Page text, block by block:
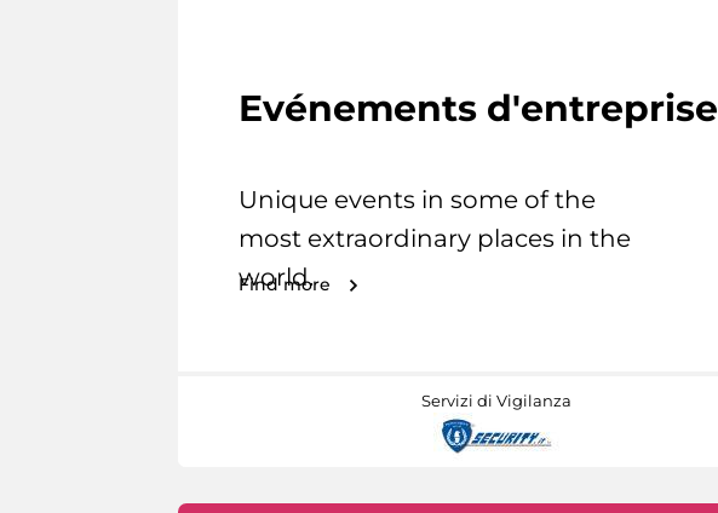
Evénements d'entreprise
Unique events in some of the
most extraordinary places in the
world.
Find more
Servizi di Vigilanza